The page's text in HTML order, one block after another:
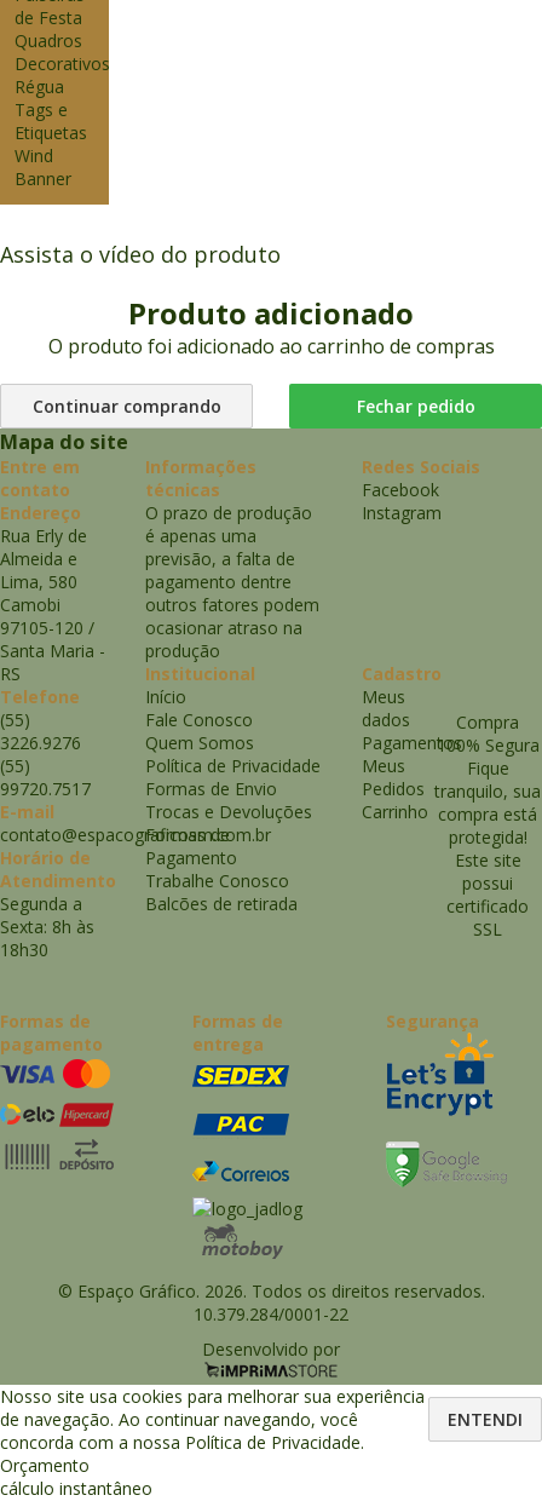
de Festa
Quadros
Decorativos
Régua
Tags e
Etiquetas
Wind
Banner
Assista o vídeo do produto
Produto adicionado
O produto foi adicionado ao carrinho de compras
Continuar comprando Fechar pedido
Mapa do site
Entre em
contato
Endereço
Rua Erly de
Almeida e
Lima, 580
Camobi
97105-120 /
Santa Maria -
RS
Telefone
(55)
3226.9276
(55)
99720.7517
E-mail
contato@espacograficosm.com.br
Horário de
Atendimento
Segunda a
Sexta: 8h às
18h30
Informações
técnicas
O prazo de produção
é apenas uma
previsão, a falta de
pagamento dentre
outros fatores podem
ocasionar atraso na
produção
Redes Sociais
Facebook
Instagram
Institucional
Início
Fale Conosco
Quem Somos
Política de Privacidade
Formas de Envio
Trocas e Devoluções
Formas de
Pagamento
Trabalhe Conosco
Balcões de retirada
Cadastro
Meus
dados
Pagamentos
Meus
Pedidos
Carrinho
Compra
100% Segura
Fique
tranquilo, sua
compra está
protegida!
Este site
possui
certificado
SSL
Formas de
pagamento
Formas de
entrega
Segurança
© Espaço Gráfico. 2026. Todos os direitos reservados.
10.379.284/0001-22
Desenvolvido por
Nosso site usa cookies para melhorar sua experiência
de navegação. Ao continuar navegando, você
concorda com a nossa Política de Privacidade.
ENTENDI
Orçamento
cálculo instantâneo